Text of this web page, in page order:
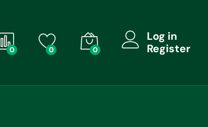
0 0 0
Log in
Register